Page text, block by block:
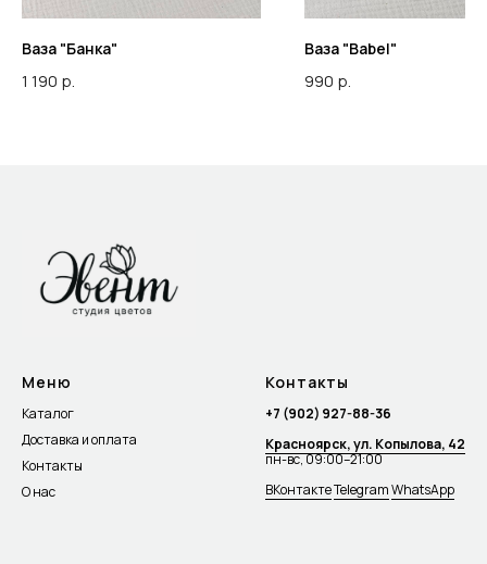
Ваза "Банка"
1 190 р.
Ваза "Babel"
990 р.
Меню
Каталог
Доставка и оплата
Контакты
О нас
Контакты
+7 (902) 927-88-36
Красноярск, ул. Копылова, 42
пн-вс, 09:00–21:00
ВКонтактеTelegramWhatsApp